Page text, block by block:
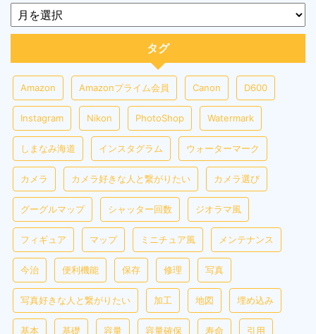
タグ
Amazon Amazonプライム会員 Canon D600
Instagram Nikon PhotoShop Watermark
しまなみ海道 インスタグラム ウォーターマーク
カメラ カメラ好きな人と繋がりたい カメラ選び
グーグルマップ シャッター回数 ジオラマ風
フィギュア マップ ミニチュア風 メンテナンス
今治 便利機能 保存 修理 写真
写真好きな人と繋がりたい 加工 地図 埋め込み
基本 基礎 容量 容量確保 寿命 引用